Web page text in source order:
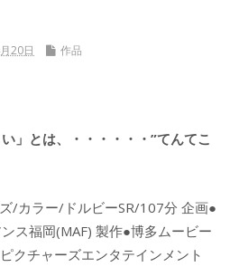
20日
作品
」とは、・・・・・・”てんてこ
/カラー/ドルビーSR/107分 企画●
ス福岡(MAF) 製作●博多ムービー
クチャーズエンタテインメント